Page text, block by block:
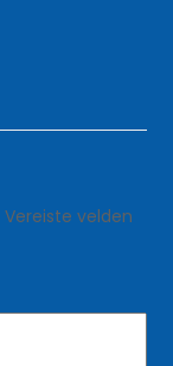
Vereiste velden